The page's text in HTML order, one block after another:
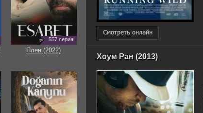
Хоум Ран (2013)
557 серия
Плен (2022)